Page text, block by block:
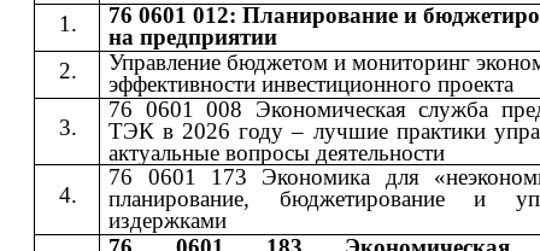
76 0601 012: Планирование и
на предприятии
Управление бюджетом и мониторинг
эффективности инвестиционного проекта
76 0601 008 Экономическая служба
ТЭК в 2026 году – лучшие практики
актуальные вопросы деятельности
76 0601 173 Экономика для
планирование, бюджетирование и
издержками